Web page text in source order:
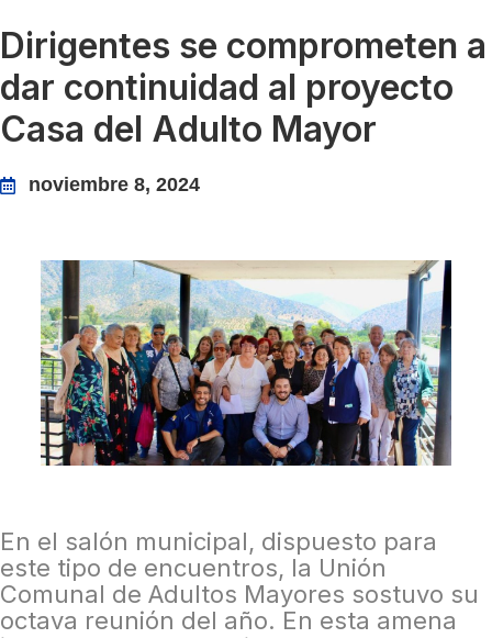
Dirigentes se comprometen a
dar continuidad al proyecto
Casa del Adulto Mayor
noviembre 8, 2024
En el salón municipal, dispuesto para
este tipo de encuentros, la Unión
Comunal de Adultos Mayores sostuvo su
octava reunión del año. En esta amena